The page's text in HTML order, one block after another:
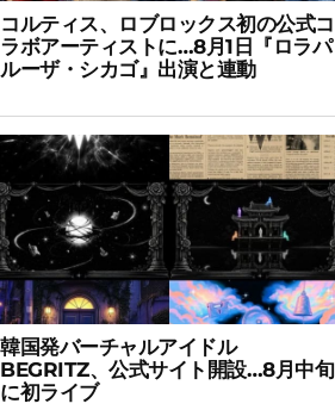
コルティス、ロブロックス初の公式コ
ラボアーティストに…8月1日『ロラパ
ルーザ・シカゴ』出演と連動
韓国発バーチャルアイドル
BEGRITZ、公式サイト開設…8月中旬
に初ライブ